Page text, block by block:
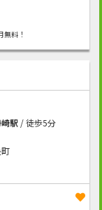
料！
駅/ 徒歩5分